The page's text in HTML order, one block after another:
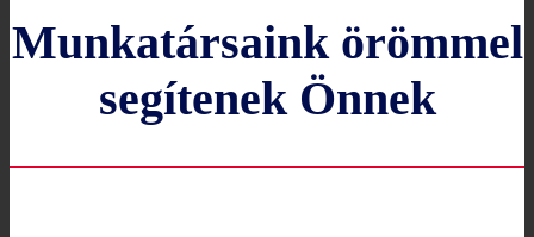
Munkatársaink örömmel
segítenek Önnek